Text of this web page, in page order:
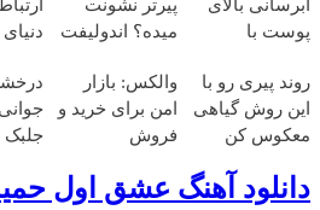
آبرسانی بالای
پوست با
پیرتر نشونت
میده؟ اندولیفت
🔰
دنیای
روند پیری رو با
این روش گیاهی
معکوس کن
والکس: بازار
امن برای خرید و
فروش
دیجیتال
جلبک
دانلود آهنگ عشق اول